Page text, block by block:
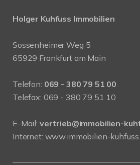
Holger Kuhfuss Immobilien
Sossenheimer Weg 5
65929 Frankfurt am Main
Telefon: 069 - 380 79 51 00
Telefax: 069 - 380 79 51 10
E-Mail: vertrieb@immobilien-
Internet: www.immobilien-